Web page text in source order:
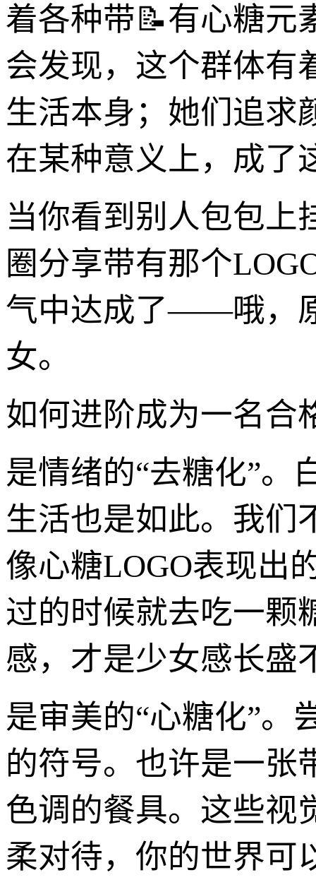
着各种带📝有心糖元
会发现，这个群体有
生活本身；她们追求
在某种意义上，成了
当你看到别人包包上
圈分享带有那个
气中达成了——哦，
女。
如何进阶成为一名合
是情绪的“去糖化”。
生活也是如此。我们
像心糖LOGO表现出
过的时候就去吃一颗
感，才是少女感长盛
是审美的“心糖化”。
的符号。也许是一张
色调的餐具。这些视
柔对待，你的世界可